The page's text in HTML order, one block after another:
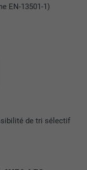
EN-13501-1)
de tri sélectif